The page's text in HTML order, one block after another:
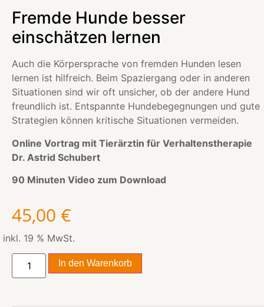
Fremde Hunde besser
einschätzen lernen
Auch die Körpersprache von fremden Hunden lesen
lernen ist hilfreich. Beim Spaziergang oder in anderen
Situationen sind wir oft unsicher, ob der andere Hund
freundlich ist. Entspannte Hundebegegnungen und gute
Strategien können kritische Situationen vermeiden.
Online Vortrag mit Tierärztin für Verhaltenstherapie
Dr. Astrid Schubert
90 Minuten Video zum Download
45,00 €
inkl. 19 % MwSt.
In den Warenkorb